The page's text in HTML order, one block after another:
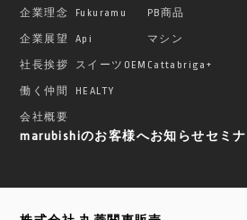
企業理念
企業展望
社長挨拶
働く仲間
会社概要
Fukuramu
Api
スイーツOEM
HEALTY
PB商品
マシン
Cattabriga+
marubishiのお客様へお知らせセミ